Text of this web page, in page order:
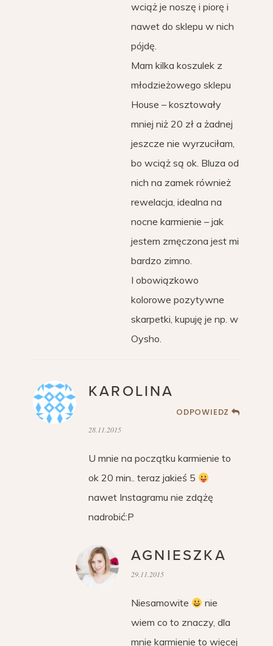
wciąż je noszę i piorę i
nawet do sklepu w nich
pójdę.
Mam kilka koszulek z
młodzieżowego sklepu
House – kosztowały
mniej niż 20 zł a żadnej
jeszcze nie wyrzuciłam,
bo wciąż są ok. Bluza od
nich na zamek również
rewelacja, idealna na
nocne karmienie – jak
jestem zmęczona jest mi
bardzo zimno.
I obowiązkowo
kolorowe pozytywne
skarpetki, kupuję je np. w
Oysho.
KAROLINA
ODPOWIEDZ
28.11.2015
U mnie na początku karmienie to
ok 20 min.. teraz jakieś 5
nawet Instagramu nie zdążę
nadrobić:P
AGNIESZKA
29.11.2015
Niesamowite
nie
wiem co to znaczy, dla
mnie karmienie to więcej